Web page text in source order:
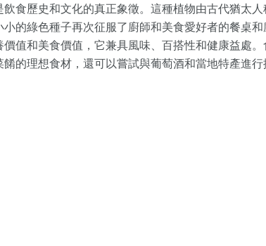
食歷史和文化的真正象徵。這種植物由古代猶太
的綠色種子再次征服了廚師和美食愛好者的餐桌
價值和美食價值，它兼具風味、百搭性和健康益處
的理想食材，還可以嘗試與葡萄酒和當地特產進行